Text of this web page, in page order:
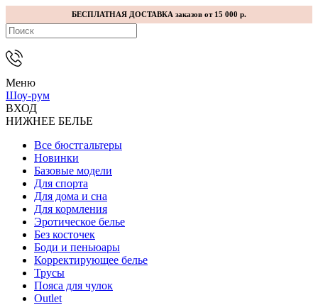
БЕСПЛАТНАЯ ДОСТАВКА заказов от 15 000 р.
Меню
Шоу-рум
ВХОД
НИЖНЕЕ БЕЛЬЕ
Все бюстгальтеры
Новинки
Базовые модели
Для спорта
Для дома и сна
Для кормления
Эротическое белье
Без косточек
Боди и пеньюары
Корректирующее белье
Трусы
Пояса для чулок
Outlet